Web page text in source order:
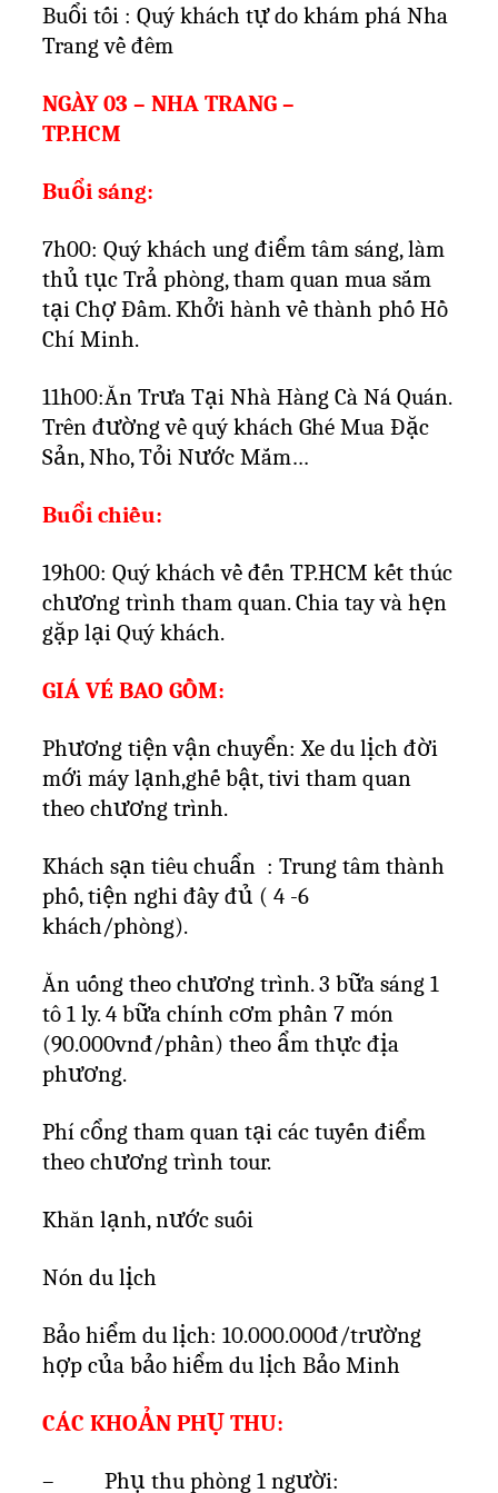
Buổi tối : Quý khách tự do khám phá Nha
Trang về đêm
NGÀY 03 – NHA TRANG –
TP.HCM
Buổi sáng:
7h00: Quý khách ung điểm tâm sáng, làm
thủ tục Trả phòng, tham quan mua sắm
tại Chợ Đầm. Khởi hành về thành phố Hồ
Chí Minh.
11h00:Ăn Trưa Tại Nhà Hàng Cà Ná Quán.
Trên đường về quý khách Ghé Mua Đặc
Sản, Nho, Tỏi Nước Mắm…
Buổi chiều:
19h00: Quý khách về đến TP.HCM kết thúc
chương trình tham quan. Chia tay và hẹn
gặp lại Quý khách.
GIÁ VÉ BAO GỒM:
Phương tiện vận chuyển: Xe du lịch đời
mới máy lạnh,ghế bật, tivi tham quan
theo chương trình.
Khách sạn tiêu chuẩn : Trung tâm thành
phố, tiện nghi đầy đủ ( 4 -6
khách/phòng).
Ăn uống theo chương trình. 3 bữa sáng 1
tô 1 ly. 4 bữa chính cơm phần 7 món
(90.000vnđ/phần) theo ẩm thực địa
phương.
Phí cổng tham quan tại các tuyến điểm
theo chương trình tour.
Khăn lạnh, nước suối
Nón du lịch
Bảo hiểm du lịch: 10.000.000đ/trường
hợp của bảo hiểm du lịch Bảo Minh
CÁC KHOẢN PHỤ THU:
–
Phụ thu phòng 1 người: